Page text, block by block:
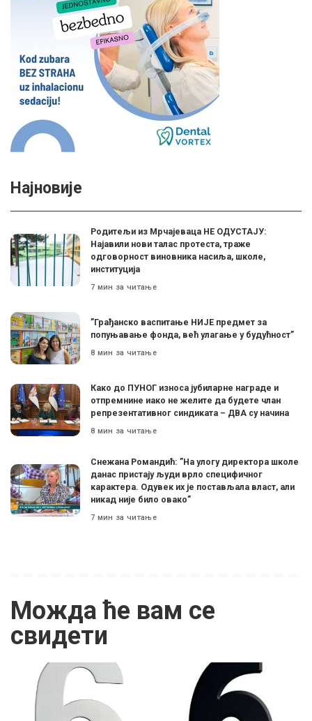
Најновије
Родитељи из Мрчајеваца НЕ ОДУСТАЈУ:
Најавили нови талас протеста, траже
одговорност виновника насиља, школе,
институција
7 мин за читање
”Грађанско васпитање НИЈЕ предмет за
попуњавање фонда, већ улагање у будућност”
8 мин за читање
Како до ПУНОГ износа јубиларне награде и
отпремнине иако не желите да будете члан
репрезентативног синдиката – ДВА су начина
8 мин за читање
Снежана Романдић: ”На улогу директора школе
данас пристају људи врло специфичног
карактера. Одувек их је постављала власт, али
никад није било овако”
7 мин за читање
Можда ће вам се
свидети